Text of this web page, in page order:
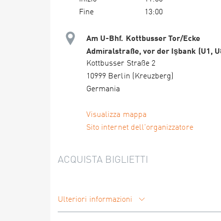
Fine
13:00
Am U-Bhf. Kottbusser Tor/Ecke
Admiralstraße, vor der Işbank (U1,
Kottbusser Straße 2
10999 Berlin (Kreuzberg)
Germania
Visualizza mappa
Sito internet dell'organizzatore
ACQUISTA BIGLIETTI
Ulteriori informazioni